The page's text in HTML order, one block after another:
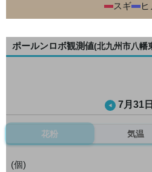
スギ
ヒ
ポールンロボ観測値(北九州市八幡
7月31日
花粉 気温
(個)